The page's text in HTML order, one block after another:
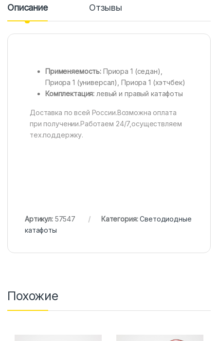
Описание Отзывы
Применяемость: Приора 1 (седан),
Приора 1 (универсал), Приора 1 (хэтчбек)
Комплектация: левый и правый катафоты
Доставка по всей России.Возможна оплата
при получении.Работаем 24/7,осуществляем
тех.поддержку.
Артикул: 57547 Категория:Светодиодные
катафоты
Похожие